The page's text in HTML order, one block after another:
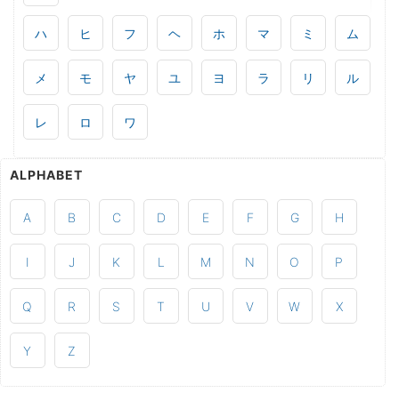
ハ ヒ フ ヘ ホ マ ミ ム
メ モ ヤ ユ ヨ ラ リ ル
レ ロ ワ
ALPHABET
A B C D E F G H
I J K L M N O P
Q R S T U V W X
Y Z